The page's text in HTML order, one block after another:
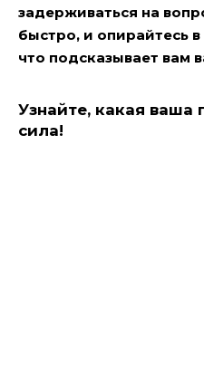
задерживаться на
быстро, и опирайтесь в
что подсказывает вам
Узнайте, какая ваша
сила!